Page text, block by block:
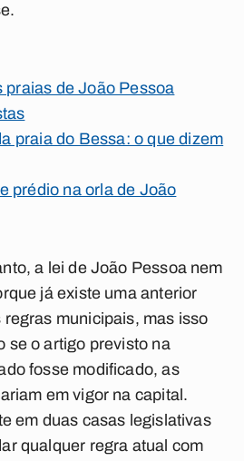
praias de João Pessoa
praia do Bessa: o que dizem
prédio na orla de João
a lei de João Pessoa nem
já existe uma anterior
municipais, mas isso
se o artigo previsto na
fosse modificado, as
em vigor na capital.
em duas casas legislativas
qualquer regra atual com